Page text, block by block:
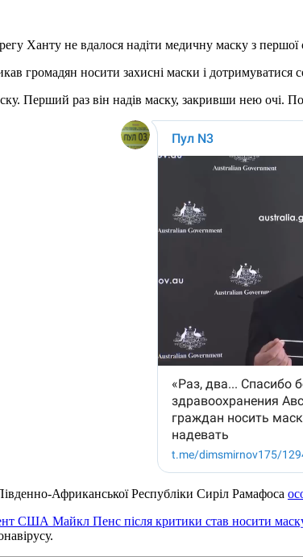
Ханту не вдалося надіти медичну маску з
громадян носити захисні маски і дотримуватися
Перший раз він надів маску, закривши нею очі.
Африканської Республіки Сиріл Рамафоса
США Майкл Пенс після критики став носити